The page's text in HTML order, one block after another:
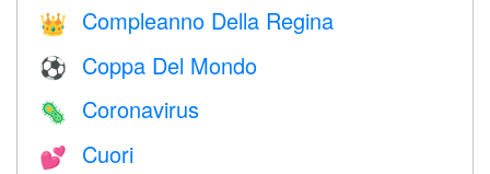
👑 Compleanno Della Regina
⚽ Coppa Del Mondo
🦠 Coronavirus
💕 Cuori